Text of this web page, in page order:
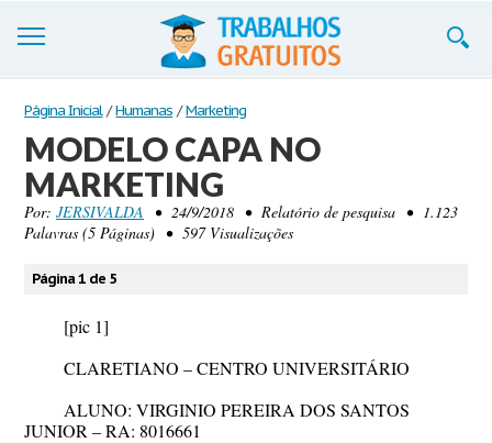
Trabalhos
Cadastre-se
Entre
Blog
Contate-nos
Página Inicial / Humanas / Marketing
MODELO CAPA NO
MARKETING
Por: JERSIVALDA • 24/9/2018 • Relatório de pesquisa • 1.123
Palavras (5 Páginas) • 597 Visualizações
Página 1 de 5
[pic 1]
CLARETIANO – CENTRO UNIVERSITÁRIO
ALUNO: VIRGINIO PEREIRA DOS SANTOS
JUNIOR – RA: 8016661